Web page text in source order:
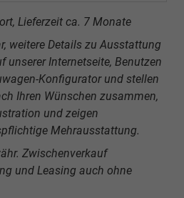
Lieferzeit ca. 7 Monate
weitere Details zu Ausstattung
unserer Internetseite, Benutzen
Konfigurator und stellen
Ihren Wünschen zusammen,
und zeigen
Mehrausstattung.
Zwischenverkauf
und Leasing auch ohne